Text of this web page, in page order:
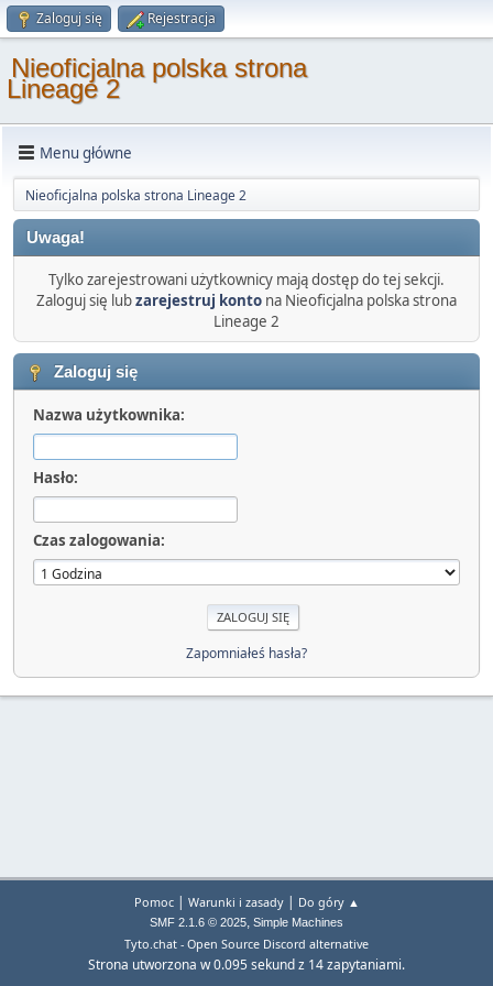
Zaloguj się Rejestracja
Nieoficjalna polska strona
Lineage 2
Menu główne
Nieoficjalna polska strona Lineage 2
Uwaga!
Tylko zarejestrowani użytkownicy mają dostęp do tej sekcji.
Zaloguj się lubzarejestruj konto na Nieoficjalna polska strona
Lineage 2
Zaloguj się
Nazwa użytkownika:
Hasło:
Czas zalogowania:
Zapomniałeś hasła?
Pomoc| Warunki i zasady| Do góry ▲
SMF 2.1.6 © 2025, Simple Machines
Tyto.chat - Open Source Discord alternative
Strona utworzona w 0.095 sekund z 14 zapytaniami.